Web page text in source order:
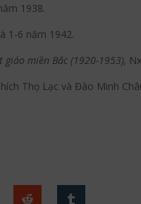
1938.
1-6 năm 1942.
giáo miền Bắc (1920-1953),
Thọ Lạc và Đào Minh